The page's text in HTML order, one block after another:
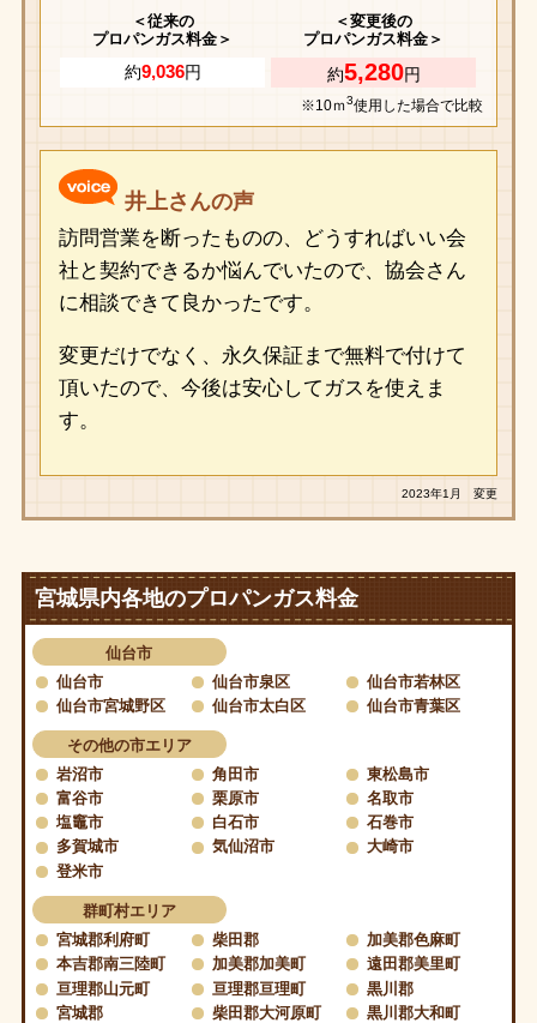
＜従来の
プロパンガス料金＞
＜変更後の
プロパンガス料金＞
約9,036円 約5,280円
※10ｍ3使用した場合で比較
井上さんの声
訪問営業を断ったものの、どうすればいい会
社と契約できるか悩んでいたので、協会さん
に相談できて良かったです。
変更だけでなく、永久保証まで無料で付けて
頂いたので、今後は安心してガスを使えま
す。
2023年1月 変更
宮城県内各地のプロパンガス料金
仙台市
仙台市
仙台市泉区
仙台市若林区
仙台市宮城野区
仙台市太白区 仙台市青葉区
その他の市エリア
岩沼市
角田市
東松島市
富谷市
栗原市
名取市
塩竈市
白石市
石巻市
多賀城市
気仙沼市
大崎市
登米市
群町村エリア
宮城郡利府町
柴田郡
加美郡色麻町
本吉郡南三陸町
加美郡加美町
遠田郡美里町
亘理郡山元町
亘理郡亘理町
黒川郡
宮城郡
柴田郡大河原町
黒川郡大和町